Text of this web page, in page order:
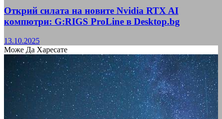
Открий силата на новите Nvidia RTX AI
компютри: G:RIGS ProLine в Desktop.bg
13.10.2025
Може Да Харесате